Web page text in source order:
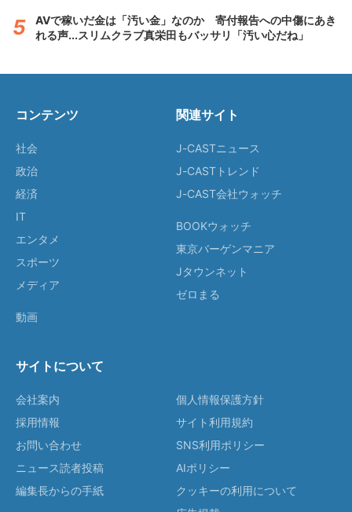
AVで稼いだ金は「汚い金」なのか 寄付報告への中傷にあき
れる声...スリムクラブ真栄田もバッサリ「汚い心だね」
コンテンツ
社会
政治
経済
IT
エンタメ
スポーツ
メディア
動画
関連サイト
J-CASTニュース
J-CASTトレンド
J-CAST会社ウォッチ
BOOKウォッチ
東京バーゲンマニア
Jタウンネット
ゼロまる
サイトについて
会社案内
採用情報
お問い合わせ
ニュース読者投稿
編集長からの手紙
個人情報保護方針
サイト利用規約
SNS利用ポリシー
AIポリシー
クッキーの利用について